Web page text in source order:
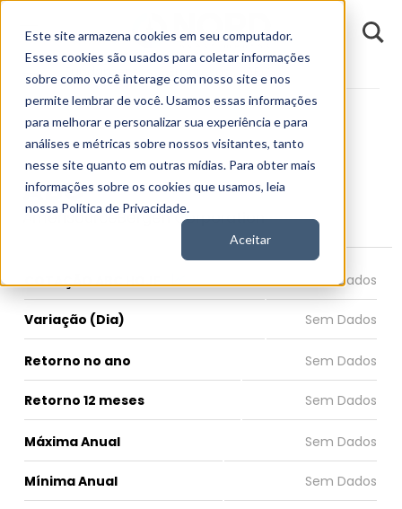
Este site armazena cookies em seu computador.
Esses cookies são usados para coletar informações
sobre como você interage com nosso site e nos
permite lembrar de você. Usamos essas informações
para melhorar e personalizar sua experiência e para
análises e métricas sobre nossos visitantes, tanto
nesse site quanto em outras mídias. Para obter mais
informações sobre os cookies que usamos, leia
nossa Política de Privacidade.
Aceitar
Fundamentos ABC
ABC
AmerisourceBergen Corporation
COTAÇÃO ABC HOJE
Variação (Dia)
Retorno no ano
Retorno 12 meses
Máxima Anual
Mínima Anual